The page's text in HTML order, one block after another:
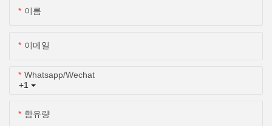
이름
이메일
+1
Whatsapp/wechat
함유량